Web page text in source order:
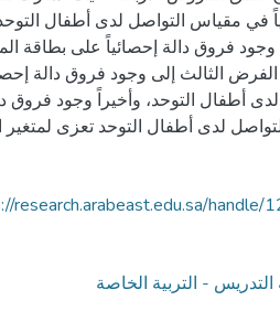
في مقياس التواصل لدى أطفال
وجود فروق دالة إحصائياً على بطاقة
الفرض الثالث إلى وجود فروق دالة
أطفال التوحد، وأخيراً وجود فروق
لدى أطفال التوحد تعزى لمتغير
research.arabeast.edu.sa/
- التربية الخاصة